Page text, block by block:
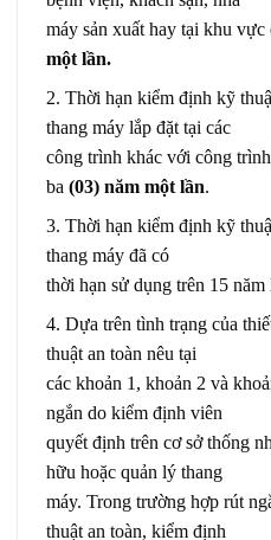
máy sản xuất hay tại khu vực
một lần.
2. Thời hạn kiểm định kỹ
thang máy lắp đặt tại các
công trình khác với công
ba (03) năm một lần.
3. Thời hạn kiểm định kỹ
thang máy đã có
thời hạn sử dụng trên 15 năm
4. Dựa trên tình trạng của
thuật an toàn nêu tại
các khoản 1, khoản 2 và
ngắn do kiểm định viên
quyết định trên cơ sở thống
hữu hoặc quản lý thang
máy. Trong trường hợp rút
thuật an toàn, kiểm định